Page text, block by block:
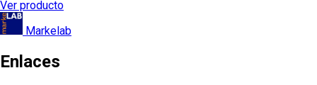
Ver producto
Markelab
Enlaces